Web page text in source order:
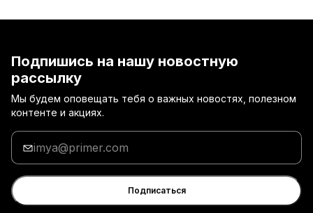
Подпишись на нашу новостную
рассылку
Мы будем оповещать тебя о важных новостях, полезном
контенте и акциях.
Введи
адрес
электронной
почты
Подписаться